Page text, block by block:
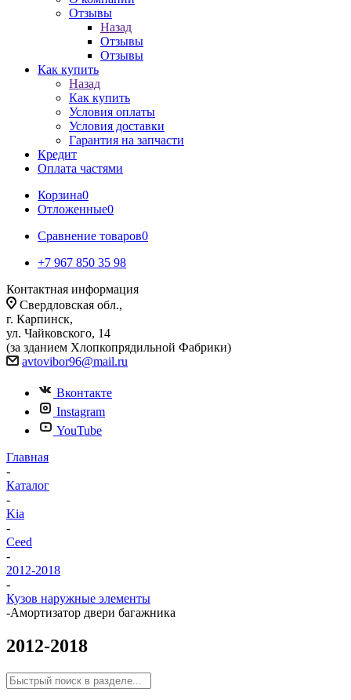
Отзывы
Назад
Отзывы
Отзывы
Как купить
Назад
Как купить
Условия оплаты
Условия доставки
Гарантия на запчасти
Кредит
Оплата частями
Корзина0
Отложенные0
Сравнение товаров0
+7 967 850 35 98
Контактная информация
Свердловская обл.,
г. Карпинск,
ул. Чайковского, 14
(за зданием Хлопкопрядильной Фабрики)
avtovibor96@mail.ru
Вконтакте
Instagram
YouTube
Главная
-
Каталог
-
Kia
-
Ceed
-
2012-2018
-
Кузов наружные элементы
-Амортизатор двери багажника
2012-2018